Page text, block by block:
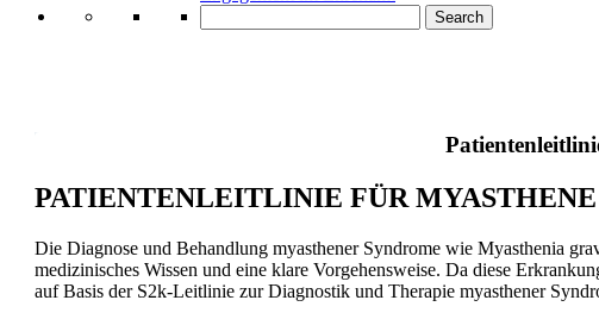
Search
PATIENTENLEITLINIE FÜR
Die Diagnose und Behandlung myasthener Syndrome wie Myasthenia
medizinisches Wissen und eine klare Vorgehensweise. Da diese
auf Basis der S2k-Leitlinie zur Diagnostik und Therapie myasthener